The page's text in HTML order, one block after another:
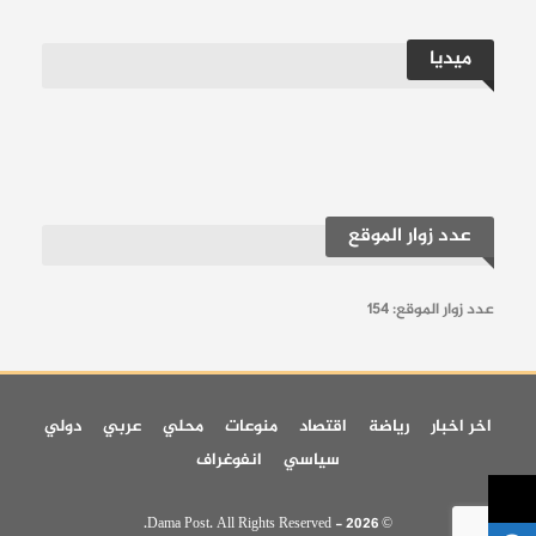
وفي المحصلة، يبدو موسم القمح في ريف حماة
أقرب إلى اختبار قاسٍ لمنظومة الإنتاج بأكملها،
على الاستمرار في دورة زراعية تتآكل من
أطرافها عاماً بعد آخر.
القمح في موسم الحصاد الحالي
ميديا
عدد زوار الموقع
عدد زوار الموقع:154
اخر اخبار رياضة اقتصاد منوعات محلي عربي
دولي
سياسي
انفوغراف
© 2026 - Dama Post. All Rights Reserved.